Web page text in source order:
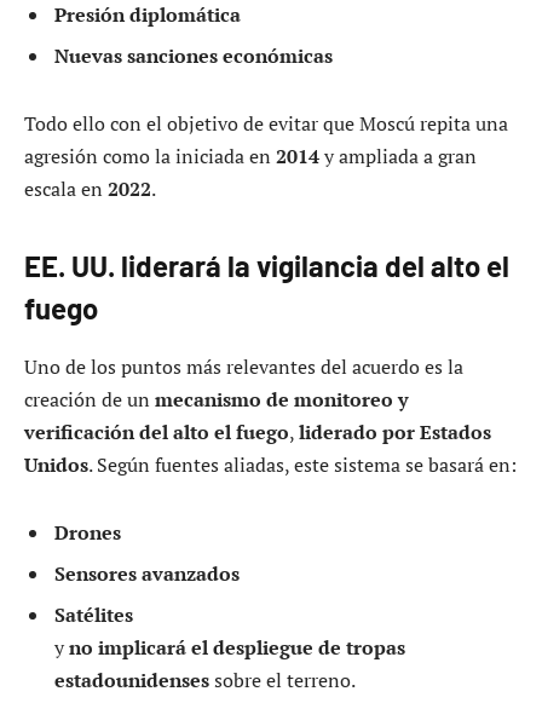
Presión diplomática
Nuevas sanciones económicas
Todo ello con el objetivo de evitar que Moscú repita una
agresión como la iniciada en 2014y ampliada a gran
escala en 2022.
EE. UU. liderará la vigilancia del alto el
fuego
Uno de los puntos más relevantes del acuerdo es la
creación de un mecanismo de monitoreo y
verificación del alto el fuego,liderado por Estados
Unidos. Según fuentes aliadas, este sistema se basará en:
Drones
Sensores avanzados
Satélites
yno implicará el despliegue de tropas
estadounidensessobre el terreno.